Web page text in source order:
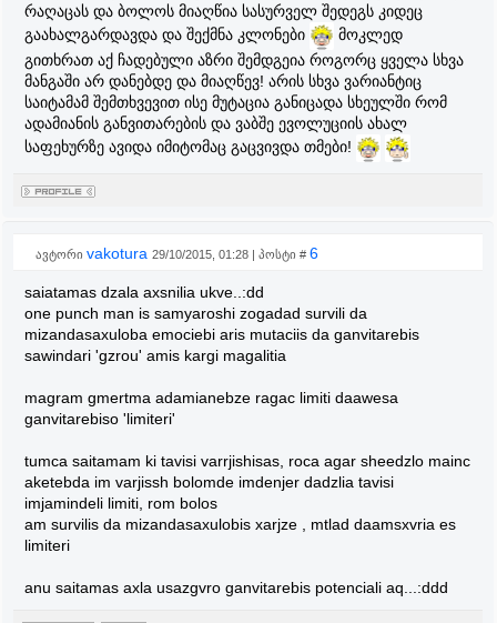
რაღაცას და ბოლოს მიაღწია სასურველ შედეგს კიდეც
გაახალგარდავდა და შექმნა კლონები
მოკლედ
გითხრათ აქ ჩადებული აზრი შემდგეია როგორც ყველა სხვა
მანგაში არ დანებდე და მიაღწევ! არის სხვა ვარიანტიც
საიტამამ შემთხვევით ისე მუტაცია განიცადა სხეულში რომ
ადამიანის განვითარების და ვაბშე ევოლუციის ახალ
საფეხურზე ავიდა იმიტომაც გაცვივდა თმები!
ავტორი vakotura 29/10/2015, 01:28 | პოსტი # 6
saiatamas dzala axsnilia ukve..:dd
one punch man is samyaroshi zogadad survili da
mizandasaxuloba emociebi aris mutaciis da ganvitarebis
sawindari 'gzrou' amis kargi magalitia
magram gmertma adamianebze ragac limiti daawesa
ganvitarebiso 'limiteri'
tumca saitamam ki tavisi varrjishisas, roca agar sheedzlo mainc
aketebda im varjissh bolomde imdenjer dadzlia tavisi
imjamindeli limiti, rom bolos
am survilis da mizandasaxulobis xarjze , mtlad daamsxvria es
limiteri
anu saitamas axla usazgvro ganvitarebis potenciali aq...:ddd